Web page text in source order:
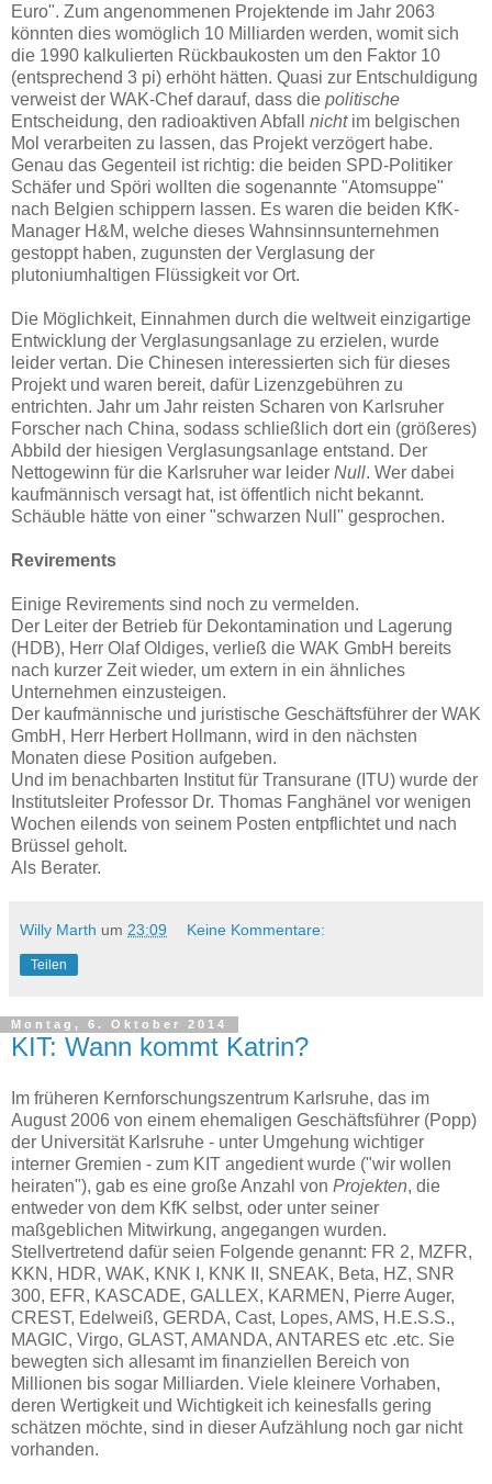
Euro". Zum angenommenen Projektende im Jahr 2063
könnten dies womöglich 10 Milliarden werden, womit sich
die 1990 kalkulierten Rückbaukosten um den Faktor 10
(entsprechend 3 pi) erhöht hätten. Quasi zur Entschuldigung
verweist der WAK-Chef darauf, dass die politische
Entscheidung, den radioaktiven Abfall nicht im belgischen
Mol verarbeiten zu lassen, das Projekt verzögert habe.
Genau das Gegenteil ist richtig: die beiden SPD-Politiker
Schäfer und Spöri wollten die sogenannte "Atomsuppe"
nach Belgien schippern lassen. Es waren die beiden KfK-
Manager H&M, welche dieses Wahnsinnsunternehmen
gestoppt haben, zugunsten der Verglasung der
plutoniumhaltigen Flüssigkeit vor Ort.
Die Möglichkeit, Einnahmen durch die weltweit einzigartige
Entwicklung der Verglasungsanlage zu erzielen, wurde
leider vertan. Die Chinesen interessierten sich für dieses
Projekt und waren bereit, dafür Lizenzgebühren zu
entrichten. Jahr um Jahr reisten Scharen von Karlsruher
Forscher nach China, sodass schließlich dort ein (größeres)
Abbild der hiesigen Verglasungsanlage entstand. Der
Nettogewinn für die Karlsruher war leider Null. Wer dabei
kaufmännisch versagt hat, ist öffentlich nicht bekannt.
Schäuble hätte von einer "schwarzen Null" gesprochen.
Revirements
Einige Revirements sind noch zu vermelden.
Der Leiter der Betrieb für Dekontamination und Lagerung
(HDB), Herr Olaf Oldiges, verließ die WAK GmbH bereits
nach kurzer Zeit wieder, um extern in ein ähnliches
Unternehmen einzusteigen.
Der kaufmännische und juristische Geschäftsführer der WAK
GmbH, Herr Herbert Hollmann, wird in den nächsten
Monaten diese Position aufgeben.
Und im benachbarten Institut für Transurane (ITU) wurde der
Institutsleiter Professor Dr. Thomas Fanghänel vor wenigen
Wochen eilends von seinem Posten entpflichtet und nach
Brüssel geholt.
Als Berater.
Willy Marth um 23:09 Keine Kommentare:
Teilen
Montag, 6. Oktober 2014
KIT: Wann kommt Katrin?
Im früheren Kernforschungszentrum Karlsruhe, das im
August 2006 von einem ehemaligen Geschäftsführer (Popp)
der Universität Karlsruhe - unter Umgehung wichtiger
interner Gremien - zum KIT angedient wurde ("wir wollen
heiraten"), gab es eine große Anzahl von Projekten, die
entweder von dem KfK selbst, oder unter seiner
maßgeblichen Mitwirkung, angegangen wurden.
Stellvertretend dafür seien Folgende genannt: FR 2, MZFR,
KKN, HDR, WAK, KNK I, KNK II, SNEAK, Beta, HZ, SNR
300, EFR, KASCADE, GALLEX, KARMEN, Pierre Auger,
CREST, Edelweiß, GERDA, Cast, Lopes, AMS, H.E.S.S.,
MAGIC, Virgo, GLAST, AMANDA, ANTARES etc .etc. Sie
bewegten sich allesamt im finanziellen Bereich von
Millionen bis sogar Milliarden. Viele kleinere Vorhaben,
deren Wertigkeit und Wichtigkeit ich keinesfalls gering
schätzen möchte, sind in dieser Aufzählung noch gar nicht
vorhanden.